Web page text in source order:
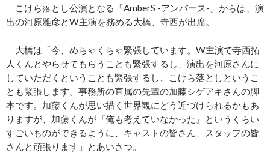
こけら落とし公演となる「AmberS ‐アンバース‐」からは、演
出の河原雅彦とW主演を務める大橋、寺西が出席。
大橋は「今、めちゃくちゃ緊張しています。W主演で寺西拓
人くんとやらせてもらうことも緊張するし、演出を河原さんに
していただくということも緊張するし、こけら落としというこ
とも緊張します。事務所の直属の先輩の加藤シゲアキさんの脚
本です。加藤くんが思い描く世界観にどう近づけられるかもあ
りますが、加藤くんが『俺も考えていなかった』というくらい
すごいものができるように、キャストの皆さん、スタッフの皆
さんと頑張ります」とあいさつ。